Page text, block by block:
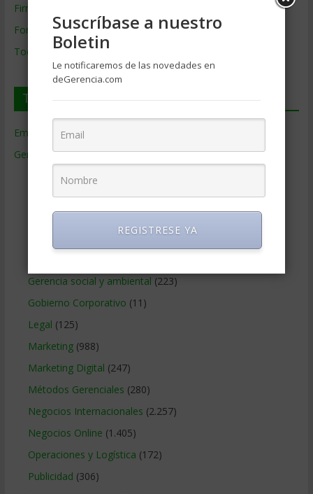
Firmas de Gerencia
Formación de Gerencia
Todos los Temas
Temas de Gerencia
Empresas de Gerencia
Gerencia(9.477)
Contabilidad(466)
Educacion Gerencial(454)
Estrategia Empresarial(304)
Gerencia social y ambiental (223)
Gobierno Corporativo (11)
Legal (125)
Marketing(988)
Marketing Digital (247)
Métodos Gerenciales (280)
Negocios Internacionales (2.257)
Negocios Online (1.405)
Operaciones y Logística (172)
Publicidad (306)
Suscríbase a nuestro
Boletin
Le notificaremos de las novedades en
deGerencia.com
REGISTRESE YA